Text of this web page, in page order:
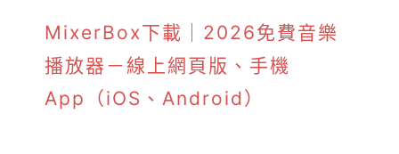
MixerBox下載｜2026免費音樂
播放器－線上網頁版、手機
App（iOS、Android）